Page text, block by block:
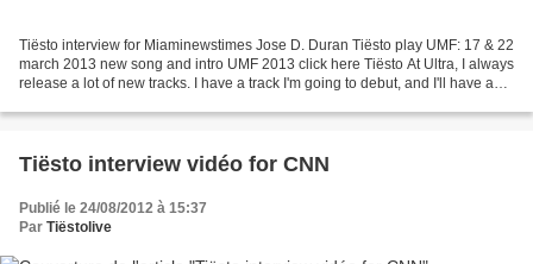
Tiësto interview for Miaminewstimes Jose D. Duran Tiësto play UMF: 17 & 22
march 2013 new song and intro UMF 2013 click here Tiësto At Ultra, I always
release a lot of new tracks. I have a track I'm going to debut, and I'll have a
Tiësto interview vidéo for CNN
Publié le 24/08/2012 à 15:37
Par Tiëstolive